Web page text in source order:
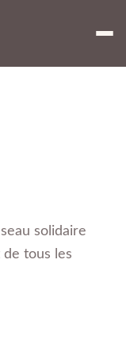
solidaire
tous les